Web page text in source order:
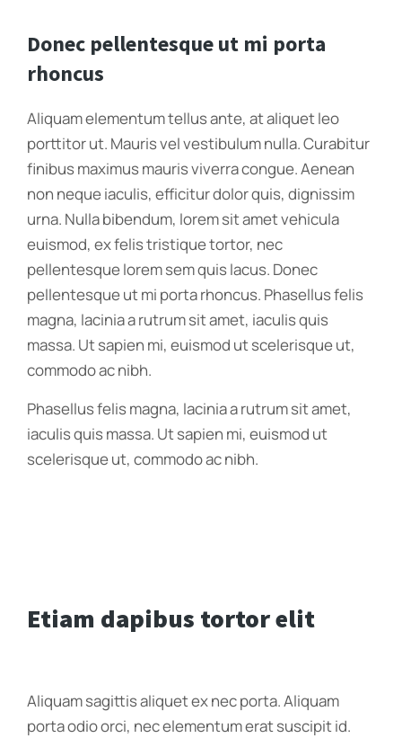
Donec pellentesque ut mi porta
rhoncus
Aliquam elementum tellus ante, at aliquet leo
porttitor ut. Mauris vel vestibulum nulla. Curabitur
finibus maximus mauris viverra congue. Aenean
non neque iaculis, efficitur dolor quis, dignissim
urna. Nulla bibendum, lorem sit amet vehicula
euismod, ex felis tristique tortor, nec
pellentesque lorem sem quis lacus. Donec
pellentesque ut mi porta rhoncus. Phasellus felis
magna, lacinia a rutrum sit amet, iaculis quis
massa. Ut sapien mi, euismod ut scelerisque ut,
commodo ac nibh.
Phasellus felis magna, lacinia a rutrum sit amet,
iaculis quis massa. Ut sapien mi, euismod ut
scelerisque ut, commodo ac nibh.
Etiam dapibus tortor elit
Aliquam sagittis aliquet ex nec porta. Aliquam
porta odio orci, nec elementum erat suscipit id.